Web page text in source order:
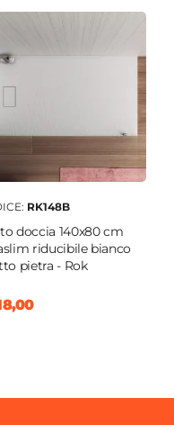
RK148B
doccia 140x80 cm
riducibile bianco
pietra - Rok